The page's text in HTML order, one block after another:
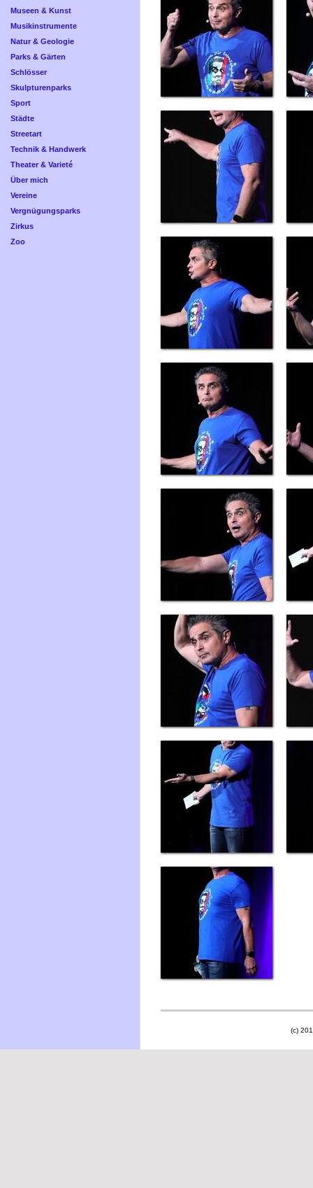
Museen & Kunst
Musikinstrumente
Natur & Geologie
Parks & Gärten
Schlösser
Skulpturenparks
Sport
Städte
Streetart
Technik & Handwerk
Theater & Varieté
Über mich
Vereine
Vergnügungsparks
Zirkus
Zoo
(c)